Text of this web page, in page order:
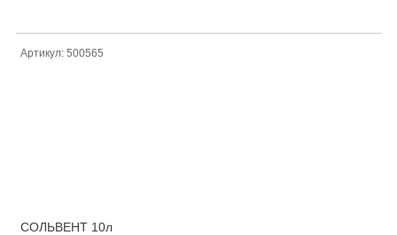
Артикул: 500565
СОЛЬВЕНТ 10л